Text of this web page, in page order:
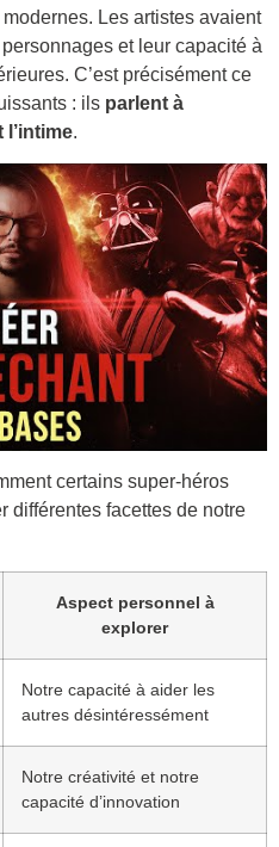
Les artistes avaient
et leur capacité à
C’est précisément ce
: ils parlent à
l’intime.
certains super-héros
différentes facettes de notre
Aspect personnel à
explorer
Notre capacité à aider les
autres désintéressément
Notre créativité et notre
capacité d’innovation